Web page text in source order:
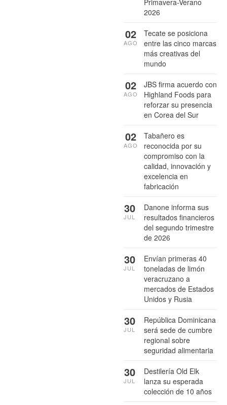
Primavera-Verano
2026
Tecate se posiciona
entre las cinco marcas
más creativas del
mundo
02
AGO
JBS firma acuerdo con
Highland Foods para
reforzar su presencia
en Corea del Sur
02
AGO
Tabañero es
reconocida por su
compromiso con la
calidad, innovación y
excelencia en
fabricación
02
AGO
Danone informa sus
resultados financieros
del segundo trimestre
de 2026
30
JUL
Envían primeras 40
toneladas de limón
veracruzano a
mercados de Estados
Unidos y Rusia
30
JUL
República Dominicana
será sede de cumbre
regional sobre
seguridad alimentaria
30
JUL
Destilería Old Elk
lanza su esperada
colección de 10 años
30
JUL